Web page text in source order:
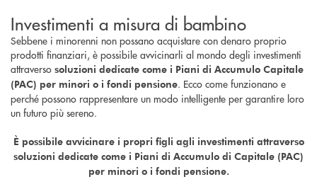
Investimenti a misura di bambino
Sebbene i minorenni non possano acquistare con denaro proprio
prodotti finanziari, è possibile avvicinarli al mondo degli investimenti
attraverso soluzioni dedicate come i Piani di Accumulo Capitale
(PAC) per minori o i fondi pensione. Ecco come funzionano e
perché possono rappresentare un modo intelligente per garantire loro
un futuro più sereno.
È possibile avvicinare i propri figli agli investimenti attraverso
soluzioni dedicate come i Piani di Accumulo di Capitale (PAC)
per minori o i fondi pensione.